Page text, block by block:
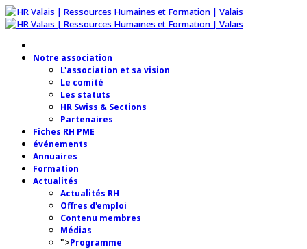
Notre association
L'association et sa vision
Le comité
Les statuts
HR Swiss & Sections
Partenaires
Fiches RH PME
événements
Annuaires
Formation
Actualités
Actualités RH
Offres d'emploi
Contenu membres
Médias
">Programme